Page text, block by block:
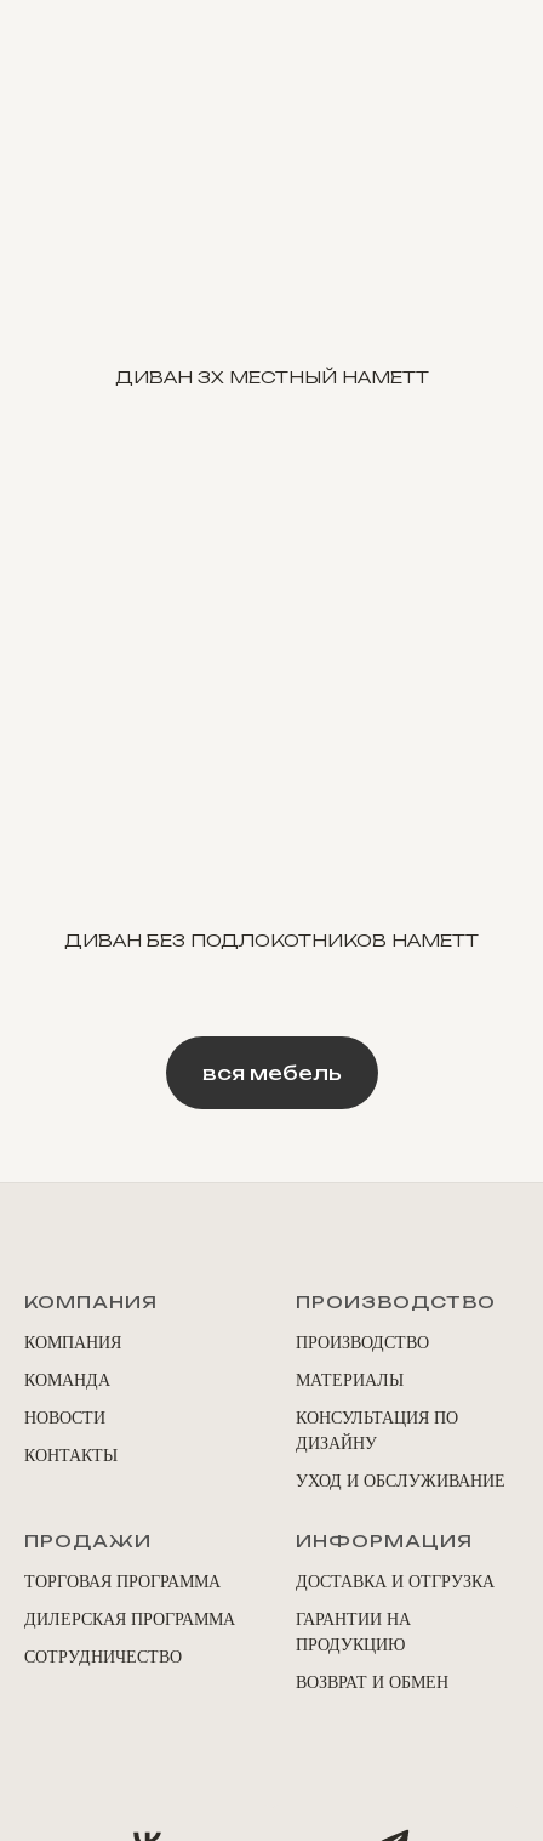
ДИВАН 3Х МЕСТНЫЙ HAMETT
ДИВАН БЕЗ ПОДЛОКОТНИКОВ HAMETT
вся мебель
КОМПАНИЯ
КОМПАНИЯ
КОМАНДА
НОВОСТИ
КОНТАКТЫ
ПРОИЗВОДСТВО
ПРОИЗВОДСТВО
МАТЕРИАЛЫ
КОНСУЛЬТАЦИЯ ПО
ДИЗАЙНУ
УХОД И ОБСЛУЖИВАНИЕ
ПРОДАЖИ
ТОРГОВАЯ ПРОГРАММА
ДИЛЕРСКАЯ ПРОГРАММА
СОТРУДНИЧЕСТВО
ИНФОРМАЦИЯ
ДОСТАВКА И ОТГРУЗКА
ГАРАНТИИ НА
ПРОДУКЦИЮ
ВОЗВРАТ И ОБМЕН